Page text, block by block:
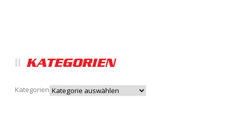
KATEGORIEN
Kategorien